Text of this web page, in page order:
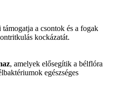
támogatja a csontok és a fogak
kockázatát.
, amelyek elősegítik a bélflóra
egészséges